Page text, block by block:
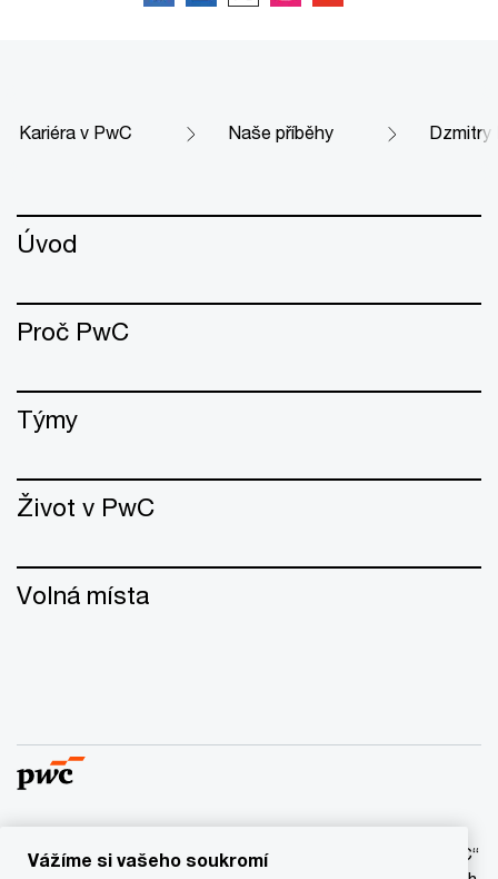
Kariéra v PwC Naše příběhy Dzmitry
Úvod
Proč PwC
Týmy
Život v PwC
Volná místa
© 2017 - 2026 PwC. Všechna práva vyhrazena. Název “PwC“
Vážíme si vašeho soukromí